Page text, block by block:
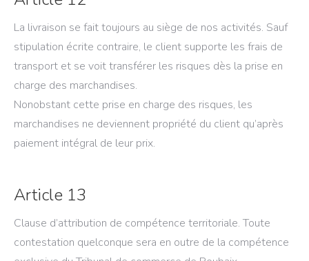
La livraison se fait toujours au siège de nos activités. Sauf
stipulation écrite contraire, le client supporte les frais de
transport et se voit transférer les risques dès la prise en
charge des marchandises.
Nonobstant cette prise en charge des risques, les
marchandises ne deviennent propriété du client qu’après
paiement intégral de leur prix.
Article 13
Clause d’attribution de compétence territoriale. Toute
contestation quelconque sera en outre de la compétence